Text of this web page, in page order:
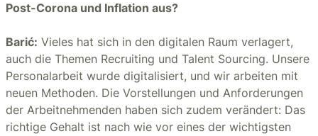
Post-Corona und Inflation aus?
Barić: Vieles hat sich in den digitalen Raum verlagert,
auch die Themen Recruiting und Talent Sourcing. Unsere
Personalarbeit wurde digitalisiert, und wir arbeiten mit
neuen Methoden. Die Vorstellungen und Anforderungen
der Arbeitnehmenden haben sich zudem verändert: Das
richtige Gehalt ist nach wie vor eines der wichtigsten